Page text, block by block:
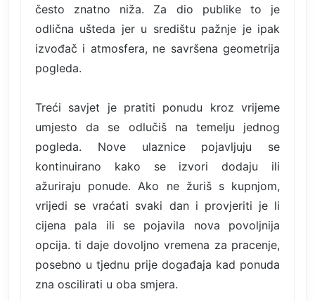
često znatno niža. Za dio publike to je
odlična ušteda jer u središtu pažnje je ipak
izvođač i atmosfera, ne savršena geometrija
pogleda.
Treći savjet je pratiti ponudu kroz vrijeme
umjesto da se odlučiš na temelju jednog
pogleda. Nove ulaznice pojavljuju se
kontinuirano kako se izvori dodaju ili
ažuriraju ponude. Ako ne žuriš s kupnjom,
vrijedi se vraćati svaki dan i provjeriti je li
cijena pala ili se pojavila nova povoljnija
opcija. ti daje dovoljno vremena za pracenje,
posebno u tjednu prije događaja kad ponuda
zna oscilirati u oba smjera.